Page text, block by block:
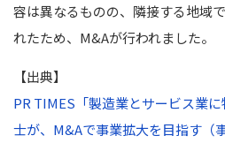
容は異なるものの、隣接する地域
れたため、M&Aが行われました。
【出典】
PR TIMES「製造業とサービス業
士が、M&Aで事業拡大を目指す（